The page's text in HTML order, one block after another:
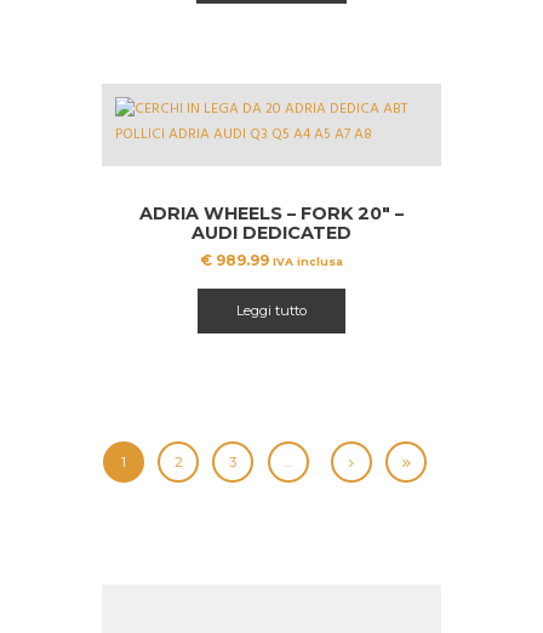
ADRIA WHEELS – FORK 20″ –
AUDI DEDICATED
€ 989.99 IVA inclusa
Leggi tutto
1 2 3